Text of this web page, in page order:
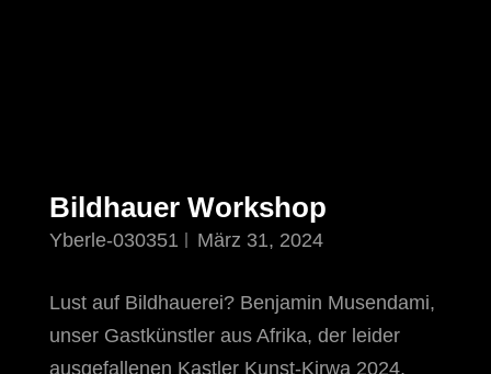
Bildhauer Workshop
Yberle-030351 März 31, 2024
Lust auf Bildhauerei? Benjamin Musendami,
unser Gastkünstler aus Afrika, der leider
ausgefallenen Kastler Kunst-Kirwa 2024,